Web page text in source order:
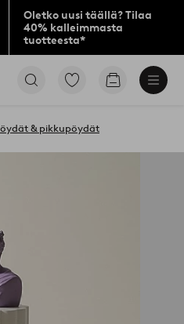
Oletko uusi täällä? Tilaa
40% kalleimmasta
tuotteesta*
Siirry
Siirry
& pikkupöydät